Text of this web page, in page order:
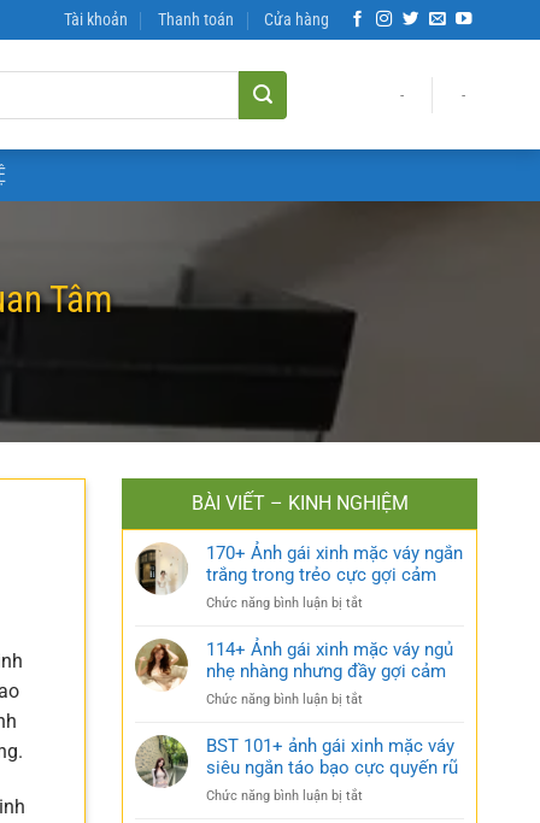
Tài khoản Thanh toán Cửa hàng
- -
Tâm
BÀI VIẾT – KINH NGHIỆM
170+ Ảnh gái xinh mặc váy ngắn
trắng trong trẻo cực gợi cảm
Chức năng bình luận bị tắt
Ảnh
gái
xinh
mặc
ngắn
trắng
114+ Ảnh gái xinh mặc váy ngủ
nhẹ nhàng nhưng đầy gợi cảm
Chức năng bình luận bị tắt
Ảnh
gái
xinh
mặc
BST 101+ ảnh gái xinh mặc váy
siêu ngắn táo bạo cực quyến rũ
Chức năng bình luận bị tắt